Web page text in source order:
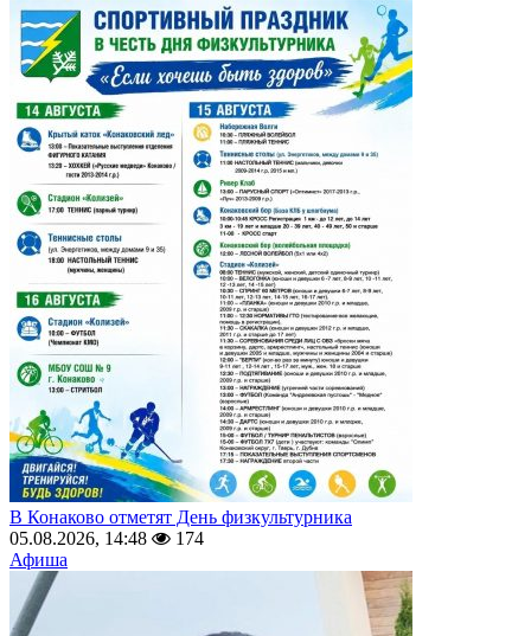
В Конаково отметят День физкультурника
05.08.2026, 14:48
174
Афиша